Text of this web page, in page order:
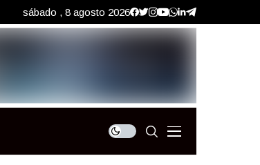
sábado , 8 agosto 2026